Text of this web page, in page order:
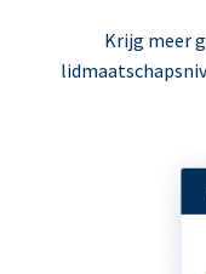
Krijg meer